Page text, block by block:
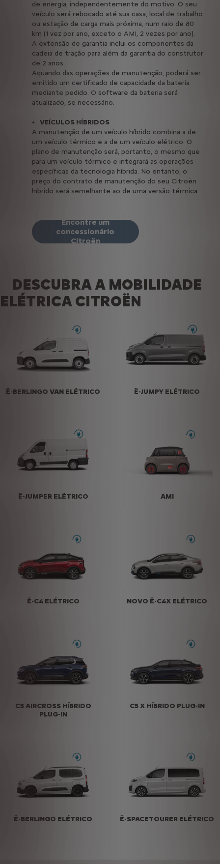
de energia, independentemente do motivo. O seu
veículo será rebocado até sua casa, local de trabalho
ou estação de carga mais próxima, num raio de 80
km (1 vez por ano, exceto o AMI, 2 vezes por ano).
A extensão de garantia inclui os componentes da
cadeia de tração para além da garantia do construtor
de 2 anos.
Aquando das operações de manutenção, poderá ser
emitido um certificado de capacidade da bateria
mediante pedido. O software da bateria será
atualizado, se necessário.
VEÍCULOS HÍBRIDOS
A manutenção de um veículo híbrido combina a de
um veículo térmico e a de um veículo elétrico. O
plano de manutenção será, portanto, o mesmo que
para um veículo térmico e integrará as operações
específicas da tecnologia híbrida. No entanto, o
preço do contrato de manutenção do seu Citroën
híbrido será semelhante ao de uma versão térmica.
Encontre um
concessionário
Citroën
DESCUBRA A MOBILIDADE
ELÉTRICA CITROËN
Ë-BERLINGO VAN ELÉTRICO Ë-JUMPY ELÉTRICO
Ë-JUMPER ELÉTRICO AMI
Ë-C4 ELÉTRICO NOVO Ë-C4X ELÉTRICO
C5 AIRCROSS HÍBRIDO
PLUG-IN
C5 X HÍBRIDO PLUG-IN
Ë-BERLINGO ELÉTRICO Ë-SPACETOURER ELÉTRICO